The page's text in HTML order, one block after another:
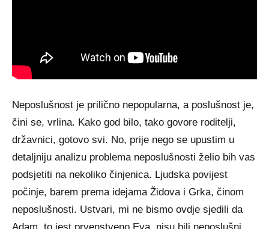
Neposlušnost je prilično nepopularna, a poslušnost je,
čini se, vrlina. Kako god bilo, tako govore roditelji,
državnici, gotovo svi. No, prije nego se upustim u
detaljniju analizu problema neposlušnosti želio bih vas
podsjetiti na nekoliko činjenica. Ljudska povijest
počinje, barem prema idejama Židova i Grka, činom
neposlušnosti. Ustvari, mi ne bismo ovdje sjedili da